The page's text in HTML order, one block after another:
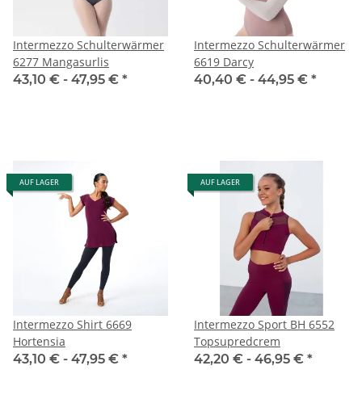
Intermezzo Schulterwärmer
6277 Mangasurlis
43,10 € - 47,95 € *
Intermezzo Schulterwärmer
6619 Darcy
40,40 € - 44,95 € *
AUF LAGER
Intermezzo Shirt 6669
Hortensia
43,10 € - 47,95 € *
AUF LAGER
Intermezzo Sport BH 6552
Topsupredcrem
42,20 € - 46,95 € *